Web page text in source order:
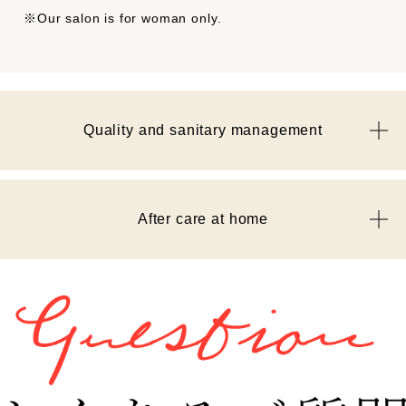
Our salon is for woman only.
Quality and sanitary management
After care at home